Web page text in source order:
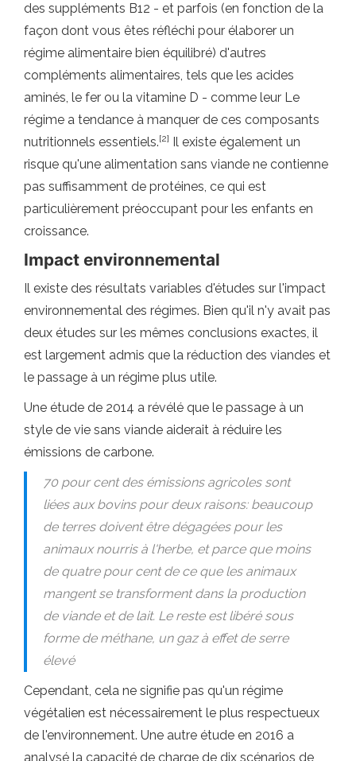
des suppléments B12 - et parfois (en fonction de la
façon dont vous êtes réfléchi pour élaborer un
régime alimentaire bien équilibré) d'autres
compléments alimentaires, tels que les acides
aminés, le fer ou la vitamine D - comme leur Le
régime a tendance à manquer de ces composants
nutritionnels essentiels.[2] Il existe également un
risque qu'une alimentation sans viande ne contienne
pas suffisamment de protéines, ce qui est
particulièrement préoccupant pour les enfants en
croissance.
Impact environnemental
Il existe des résultats variables d'études sur l'impact
environnemental des régimes. Bien qu'il n'y avait pas
deux études sur les mêmes conclusions exactes, il
est largement admis que la réduction des viandes et
le passage à un régime plus utile.
Une étude de 2014 a révélé que le passage à un
style de vie sans viande aiderait à réduire les
émissions de carbone.
70 pour cent des émissions agricoles sont
liées aux bovins pour deux raisons: beaucoup
de terres doivent être dégagées pour les
animaux nourris à l'herbe, et parce que moins
de quatre pour cent de ce que les animaux
mangent se transforment dans la production
de viande et de lait. Le reste est libéré sous
forme de méthane, un gaz à effet de serre
élevé
Cependant, cela ne signifie pas qu'un régime
végétalien est nécessairement le plus respectueux
de l'environnement. Une autre étude en 2016 a
analysé la capacité de charge de dix scénarios de